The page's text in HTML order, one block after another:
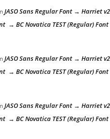
JASO Sans Regular Font → Harriet
→ BC Novatica TEST (Regular)
JASO Sans Regular Font → Harriet
→ BC Novatica TEST (Regular)
JASO Sans Regular Font → Harriet
→ BC Novatica TEST (Regular)